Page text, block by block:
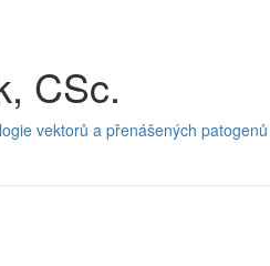
CSc.
vektorů a přenášených patogenů